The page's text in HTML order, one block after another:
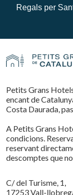
Regals per
Petits Grans
encant de
Costa Daurada,
A Petits Grans
condicions.
reservant
descomptes que
C/ del Turisme, 1,
17253 Vall-